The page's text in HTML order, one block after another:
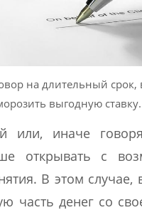
на длительный срок,
выгодную ставку.
или, иначе
открывать с
В этом
часть денег со